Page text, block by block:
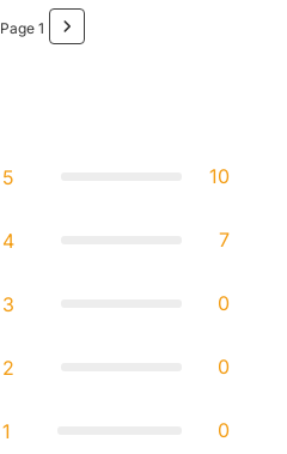
Page 1
5 10
4 7
3 0
2 0
1 0